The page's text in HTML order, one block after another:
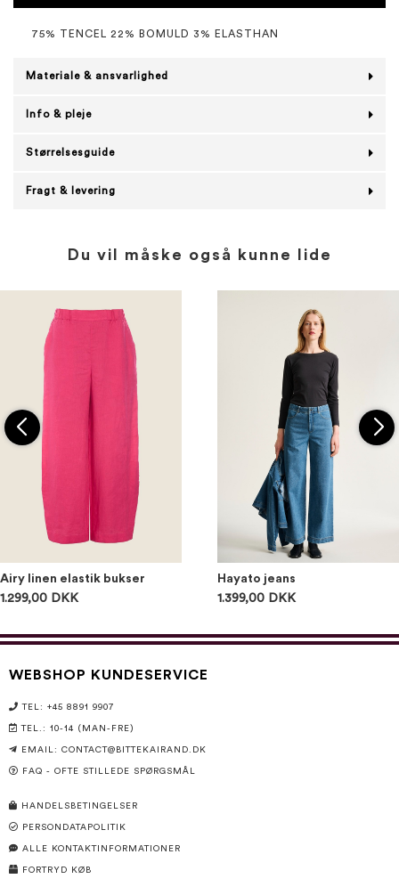
75% TENCEL 22% BOMULD 3% ELASTHAN
Materiale & ansvarlighed
Info & pleje
Størrelsesguide
Fragt & levering
Du vil måske også kunne lide
Airy linen elastik bukser
1.299,00 DKK
Hayato jeans
1.399,00 DKK
WEBSHOP KUNDESERVICE
TEL: +45 8891 9907
TEL.: 10-14 (MAN-FRE)
EMAIL: CONTACT@BITTEKAIRAND.DK
FAQ - OFTE STILLEDE SPØRGSMÅL
HANDELSBETINGELSER
PERSONDATAPOLITIK
ALLE KONTAKTINFORMATIONER
FORTRYD KØB